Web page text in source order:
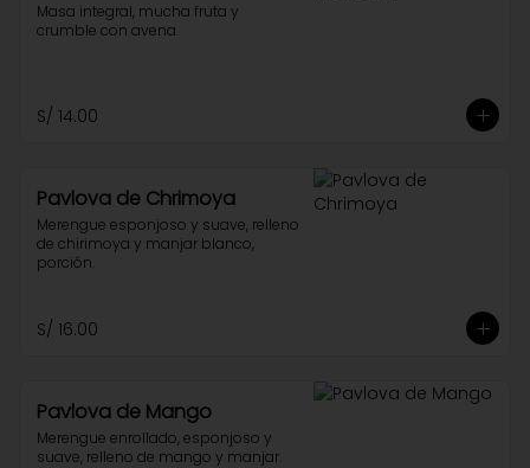
Masa integral, mucha fruta y
crumble con avena.
S/ 14.00
Pavlova de Chrimoya
Merengue esponjoso y suave, relleno
de chirimoya y manjar blanco,
porción.
S/ 16.00
Pavlova de Mango
Merengue enrollado, esponjoso y
suave, relleno de mango y manjar.